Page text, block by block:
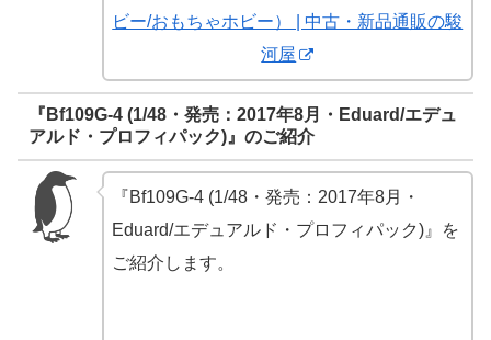
ビー/おもちゃホビー） | 中古・新品通販の駿
河屋
『Bf109G-4 (1/48・発売：2017年8月・Eduard/エデュ
アルド・プロフィパック)』のご紹介
『Bf109G-4 (1/48・発売：2017年8月・
Eduard/エデュアルド・プロフィパック)』を
ご紹介します。